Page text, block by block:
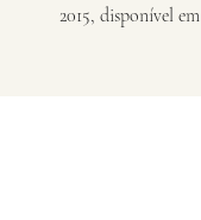
2015, disponível em